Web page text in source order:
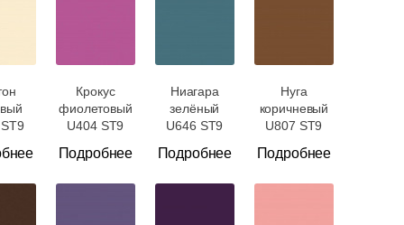
Крокус
фиолетовый
U404 ST9
Подробнее
Ниагара
зелёный
U646 ST9
Подробнее
Нуга
коричневый
U807 ST9
Подробнее